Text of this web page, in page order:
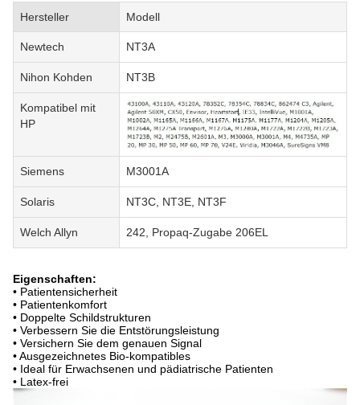
Hersteller Modell
Newtech NT3A
Nihon Kohden NT3B
Kompatibel mit
HP
Siemens M3001A
Solaris NT3C, NT3E, NT3F
Welch Allyn 242, Propaq-Zugabe 206EL
Eigenschaften:
• Patientensicherheit
• Patientenkomfort
• Doppelte Schildstrukturen
• Verbessern Sie die Entstörungsleistung
• Versichern Sie dem genauen Signal
• Ausgezeichnetes Bio-kompatibles
• Ideal für Erwachsenen und pädiatrische Patienten
• Latex-frei